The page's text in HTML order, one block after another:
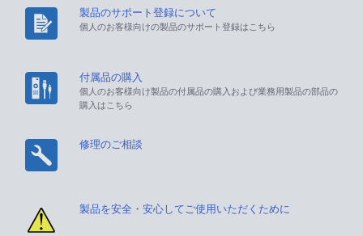
製品のサポート登録について
個人のお客様向けの製品のサポート登録はこちら
付属品の購入
個人のお客様向け製品の付属品の購入および業務用製品の部品の
購入はこちら
修理のご相談
製品を安全・安心してご使用いただくために